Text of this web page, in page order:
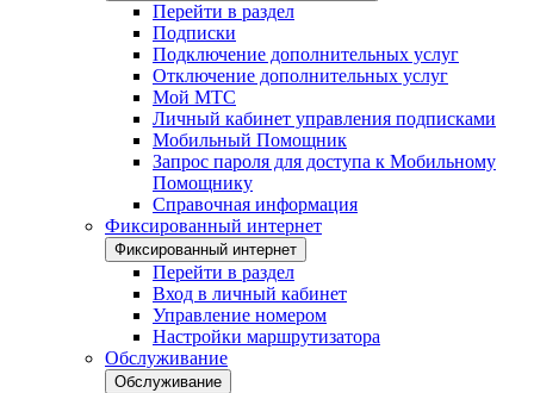
Перейти в раздел
Подписки
Подключение дополнительных услуг
Отключение дополнительных услуг
Мой МТС
Личный кабинет управления подписками
Мобильный Помощник
Запрос пароля для доступа к Мобильному
Помощнику
Справочная информация
Фиксированный интернет
Фиксированный интернет
Перейти в раздел
Вход в личный кабинет
Управление номером
Настройки маршрутизатора
Обслуживание
Обслуживание